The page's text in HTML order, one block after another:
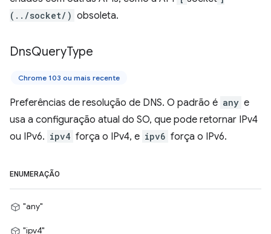
(../socket/) obsoleta.
DnsQueryType
Chrome 103 ou mais recente
Preferências de resolução de DNS. O padrão é any e
usa a configuração atual do SO, que pode retornar IPv4
ou IPv6. ipv4 força o IPv4, e ipv6 força o IPv6.
ENUMERAÇÃO
"any"
"ipv4"